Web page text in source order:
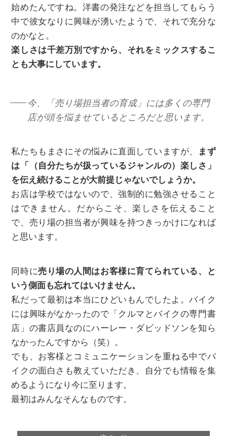
始めたんですね。洋書の発注などを担当してもらう
中で彼女なりに興味が湧いたようで、それで充分な
のかなと。
楽しさは千差万別ですから、それをミックスするこ
とも大事にしています。
今、「売り場担当者の育成」には多くの専門
店が頭を悩ませているところだと思います。
私たちもまさにその悩みに直面していますが、
まず
は「（自分たちが扱っているジャンルの）楽しさ」
を伝え続けることが大前提じゃないでしょうか。
お店は学校ではないので、強制的に勉強させること
はできません。だからこそ、楽しさを伝えること
で、売り場の担当者が興味を持つきっかけになれば
と思います。
同時に売り場の人間はお客様に育てられている、と
いう側面も忘れてはいけません。
私だって最初は本当にひどいもんでしたよ。バイク
には興味がなかったので「クルマとバイクの専門書
店」の書店員なのにハーレー・ダビッドソンを知ら
なかったんですから（笑）。
でも、お客様とコミュニケーションを重ねる中でバ
イクの面白さも教えていただき、自分でも情報を集
めるようになり今に至ります。
最初はみんなそんなものです。